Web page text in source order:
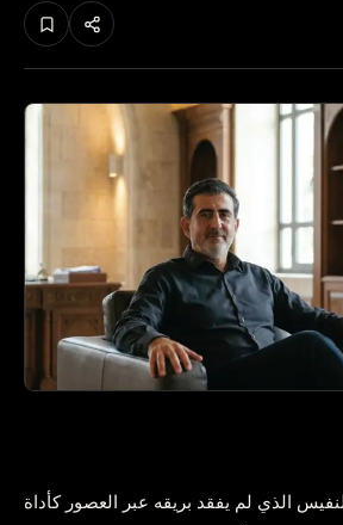
الذي لم يفقد بريقه عبر العصور كأداة